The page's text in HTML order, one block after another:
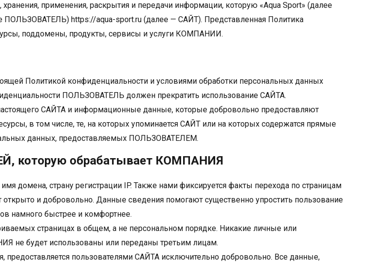
применения, раскрытия и передачи информации, которую «Aqua Sport» (далее
ПОЛЬЗОВАТЕЛЬ) https://aqua-sport.ru (далее — САЙТ). Представленная Политика
поддомены, продукты, сервисы и услуги КОМПАНИИ.
Политикой конфиденциальности и условиями обработки персональных данных
ПОЛЬЗОВАТЕЛЬ должен прекратить использование САЙТА.
САЙТА и информационные данные, которые добровольно предоставляют
в том числе, те, на которых упоминается САЙТ или на которых содержатся прямые
данных, предоставляемых ПОЛЬЗОВАТЕЛЕМ.
которую обрабатывает КОМПАНИЯ
домена, страну регистрации IP. Также нами фиксируется факты перехода по страницам
и добровольно. Данные сведения помогают существенно упростить пользование
намного быстрее и комфортнее.
страницах в общем, а не персональном порядке. Никакие личные или
не будет использованы или переданы третьим лицам.
пользователями САЙТА исключительно добровольно. Все данные,